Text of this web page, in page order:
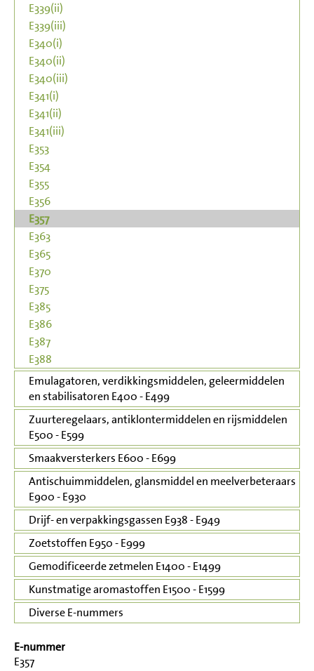
E339(ii)
E339(iii)
E340(i)
E340(ii)
E340(iii)
E341(i)
E341(ii)
E341(iii)
E353
E354
E355
E356
E357
E363
E365
E370
E375
E385
E386
E387
E388
Emulagatoren, verdikkingsmiddelen, geleermiddelen
en stabilisatoren E400 - E499
Zuurteregelaars, antiklontermiddelen en rijsmiddelen
E500 - E599
Smaakversterkers E600 - E699
Antischuimmiddelen, glansmiddel en meelverbeteraars
E900 - E930
Drijf- en verpakkingsgassen E938 - E949
Zoetstoffen E950 - E999
Gemodificeerde zetmelen E1400 - E1499
Kunstmatige aromastoffen E1500 - E1599
Diverse E-nummers
E-nummer
E357